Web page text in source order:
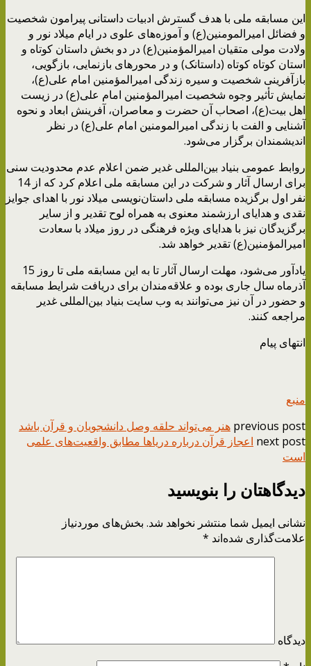
این مسابقه ملی با هدف گسترش ادبیات داستانی پیرامون شخصیت
و فضائل امیرالمومنین(ع) و آموزه‌های علوی در ایام‌ میلاد نور و
ولادت مولی متقیان امیرالمؤمنین(ع) در دو بخش داستان کوتاه و
استان کوتاه کوتاه (داستانک) و در محورهای بازنمایی، بازگویی،
بازآفرینی شخصیت و سیره زندگی امیرالمؤمنین امام علی(ع)،
نمایش تأثیر وجوه شخصیت امیرالمؤمنین امام علی(ع) در زیست
اهل بیت(ع)، اصحاب آن حضرت و معاصران، آفرینش ابعاد و نحوه
آشنایی و الفت با زندگی امیرالمومنین امام علی(ع) در نظر
اندیشمندان برگزار می‌شود.
روابط عمومی بنیاد بین‌المللی غدیر ضمن اعلام عدم محدودیت سنی
برای ارسال آثار و شرکت در این مسابقه ملی اعلام کرد که از 14
نفر اول برگزیده مسابقه ملی داستان‌نویسی میلاد نور با اهدای جوایز
نقدی و هدایای ارزشمند معنوی به همراه لوح تقدیر و از سایر
برگزیدگان نیز با هدایای ویژه فرهنگی در روز میلاد با سعادت
امیرالمؤمنین(ع) تقدیر خواهد شد.
یادآور می‌شود، مهلت ارسال آثار تا به این مسابقه ملی تا روز 15
آذرماه سال جاری بوده و علاقه‌مندان برای دریافت شرایط مسابقه
و حضور در آن نیز می‌توانند به وب سایت بنیاد بین‌المللی غدیر
مراجعه کنند.
انتهای پیام
منبع
previous post هنر می‌تواند حلقه وصل دانشجویان و قرآن باشد
next post اعجاز قرآن درباره دریاها مطابق واقعیت‌های علمی
است
دیدگاهتان را بنویسید
نشانی ایمیل شما منتشر نخواهد شد. بخش‌های موردنیاز
علامت‌گذاری شده‌اند *
دیدگاه